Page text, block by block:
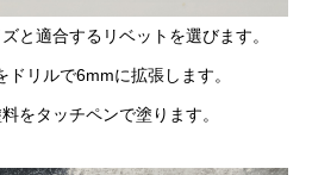
と適合するリベットを選びます。
リルで6mmに拡張します。
をタッチペンで塗ります。